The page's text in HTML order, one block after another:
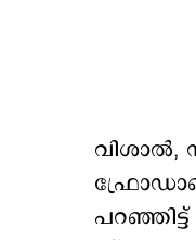
വിശാല്‍,